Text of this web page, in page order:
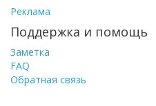
Реклама
Поддержка и помощь
Заметка
FAQ
Обратная связь